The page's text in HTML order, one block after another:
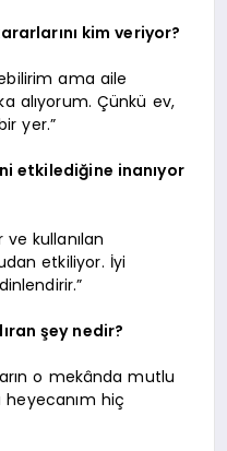
kim veriyor?
ama aile
alıyorum. Çünkü ev,
yer.”
etkilediğine inanıyor
ve kullanılan
etkiliyor. İyi
şey nedir?
o mekânda mutlu
hiç